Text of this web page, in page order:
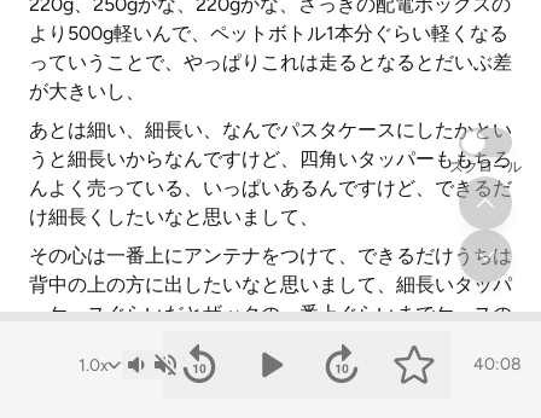
より500g軽いんで、ペットボトル1本分ぐらい軽くなる
っていうことで、やっぱりこれは走るとなるとだいぶ差
が大きいし、
あとは細い、細長い、なんでパスタケースにしたかとい
うと細長いからなんですけど、四角いタッパーももちろ
んよく売っている、いっぱいあるんですけど、できるだ
け細長くしたいなと思いまして、
その心は一番上にアンテナをつけて、できるだけうちは
背中の上の方に出したいなと思いまして、細長いタッパ
ーケースぐらいだとザックの一番上ぐらいまでケースの
そのタッパーの一番上端にアンテナを生やして、そのア
40:08
スクロール